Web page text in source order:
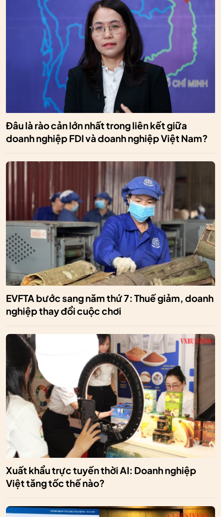
Đâu là rào cản lớn nhất trong liên kết giữa
doanh nghiệp FDI và doanh nghiệp Việt Nam?
EVFTA bước sang năm thứ 7: Thuế giảm, doanh
nghiệp thay đổi cuộc chơi
Xuất khẩu trực tuyến thời AI: Doanh nghiệp
Việt tăng tốc thế nào?